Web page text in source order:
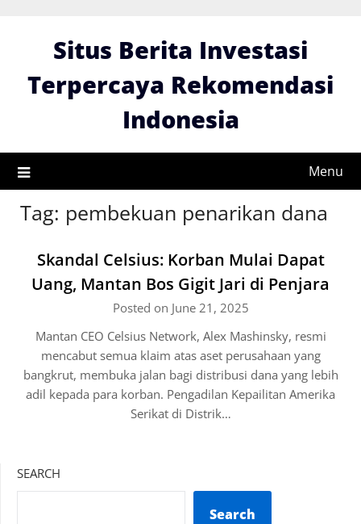
Situs Berita Investasi
Terpercaya Rekomendasi
Indonesia
Menu
Tag: pembekuan penarikan dana
Skandal Celsius: Korban Mulai Dapat
Uang, Mantan Bos Gigit Jari di Penjara
Posted on June 21, 2025
Mantan CEO Celsius Network, Alex Mashinsky, resmi
mencabut semua klaim atas aset perusahaan yang
bangkrut, membuka jalan bagi distribusi dana yang lebih
adil kepada para korban. Pengadilan Kepailitan Amerika
Serikat di Distrik…
SEARCH
Search